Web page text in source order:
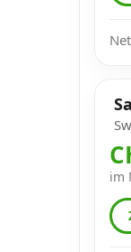
im